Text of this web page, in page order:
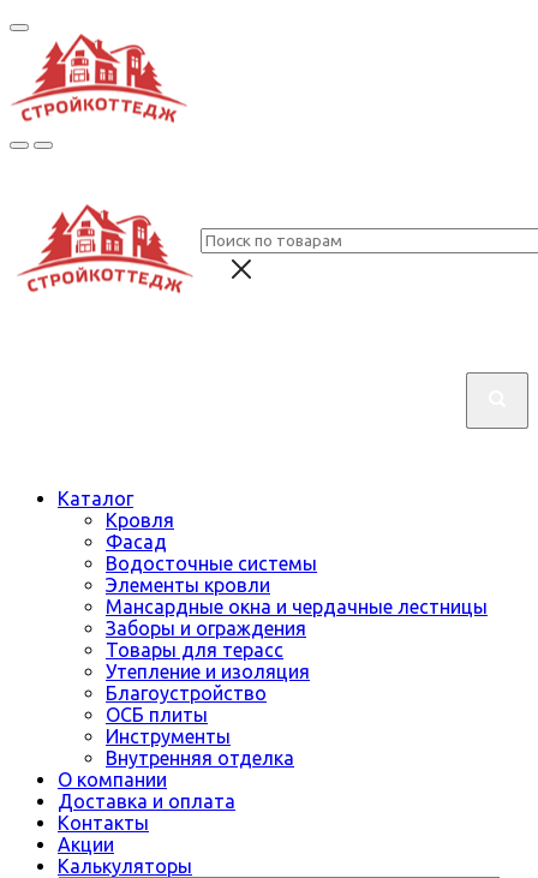
Каталог
Кровля
Фасад
Водосточные системы
Элементы кровли
Мансардные окна и чердачные лестницы
Заборы и ограждения
Товары для терасс
Утепление и изоляция
Благоустройство
ОСБ плиты
Инструменты
Внутренняя отделка
О компании
Доставка и оплата
Контакты
Акции
Калькуляторы